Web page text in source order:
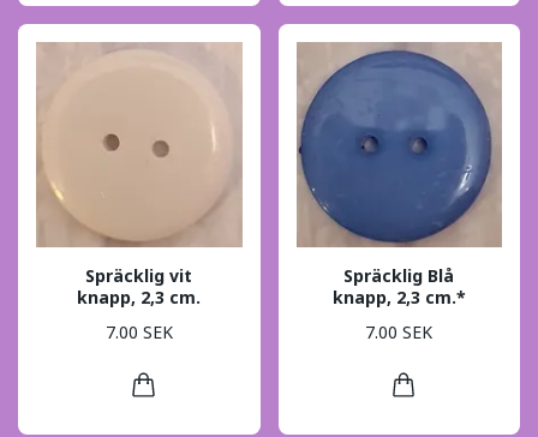
Spräcklig vit
knapp, 2,3 cm.
7.00 SEK
Spräcklig Blå
knapp, 2,3 cm.*
7.00 SEK